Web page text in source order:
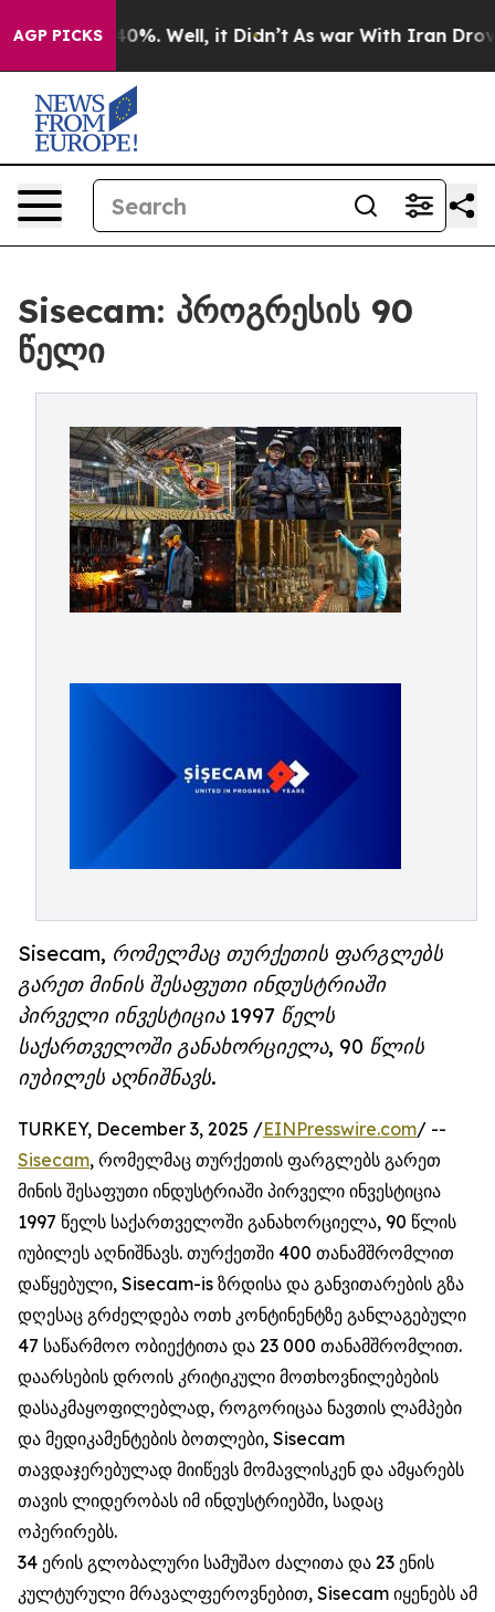
AGP PICKS
40%. Well, it Didn’t As war With Iran Drove oil
Sisecam: პროგრესის 90
წელი
Sisecam, რომელმაც თურქეთის ფარგლებს
გარეთ მინის შესაფუთი ინდუსტრიაში
პირველი ინვესტიცია 1997 წელს
საქართველოში განახორციელა, 90 წლის
იუბილეს აღნიშნავს.
TURKEY, December 3, 2025 /EINPresswire.com/ --
Sisecam, რომელმაც თურქეთის ფარგლებს გარეთ
მინის შესაფუთი ინდუსტრიაში პირველი ინვესტიცია
1997 წელს საქართველოში განახორციელა, 90 წლის
იუბილეს აღნიშნავს. თურქეთში 400 თანამშრომლით
დაწყებული, Sisecam-is ზრდისა და განვითარების გზა
დღესაც გრძელდება ოთხ კონტინენტზე განლაგებული
47 საწარმოო ობიექტითა და 23 000 თანამშრომლით.
დაარსების დროის კრიტიკული მოთხოვნილებების
დასაკმაყოფილებლად, როგორიცაა ნავთის ლამპები
და მედიკამენტების ბოთლები, Sisecam
თავდაჯერებულად მიიწევს მომავლისკენ და ამყარებს
თავის ლიდერობას იმ ინდუსტრიებში, სადაც
ოპერირებს.
34 ერის გლობალური სამუშაო ძალითა და 23 ენის
კულტურული მრავალფეროვნებით, Sisecam იყენებს ამ